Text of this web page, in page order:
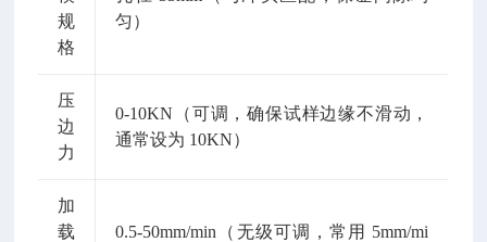
规
格
匀）
压
边
力
0-10KN（可调，确保试样边缘不滑动，
通常设为 10KN）
加
载
0.5-50mm/min（无级可调，常用 5mm/mi